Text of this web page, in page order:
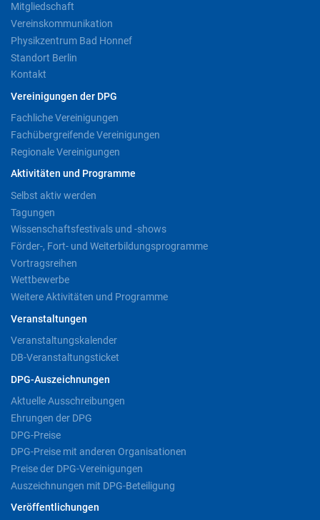
Mitgliedschaft
Vereinskommunikation
Physikzentrum Bad Honnef
Standort Berlin
Kontakt
Vereinigungen der DPG
Fachliche Vereinigungen
Fachübergreifende Vereinigungen
Regionale Vereinigungen
Aktivitäten und Programme
Selbst aktiv werden
Tagungen
Wissenschaftsfestivals und -shows
Förder-, Fort- und Weiterbildungsprogramme
Vortragsreihen
Wettbewerbe
Weitere Aktivitäten und Programme
Veranstaltungen
Veranstaltungskalender
DB-Veranstaltungsticket
DPG-Auszeichnungen
Aktuelle Ausschreibungen
Ehrungen der DPG
DPG-Preise
DPG-Preise mit anderen Organisationen
Preise der DPG-Vereinigungen
Auszeichnungen mit DPG-Beteiligung
Veröffentlichungen